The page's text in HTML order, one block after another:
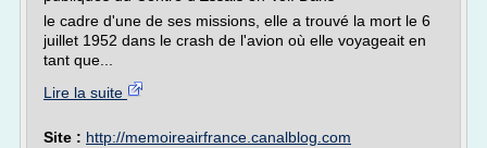
le cadre d'une de ses missions, elle a trouvé la mort le 6
juillet 1952 dans le crash de l'avion où elle voyageait en
tant que...
Lire la suite
Site : http://memoireairfrance.canalblog.com